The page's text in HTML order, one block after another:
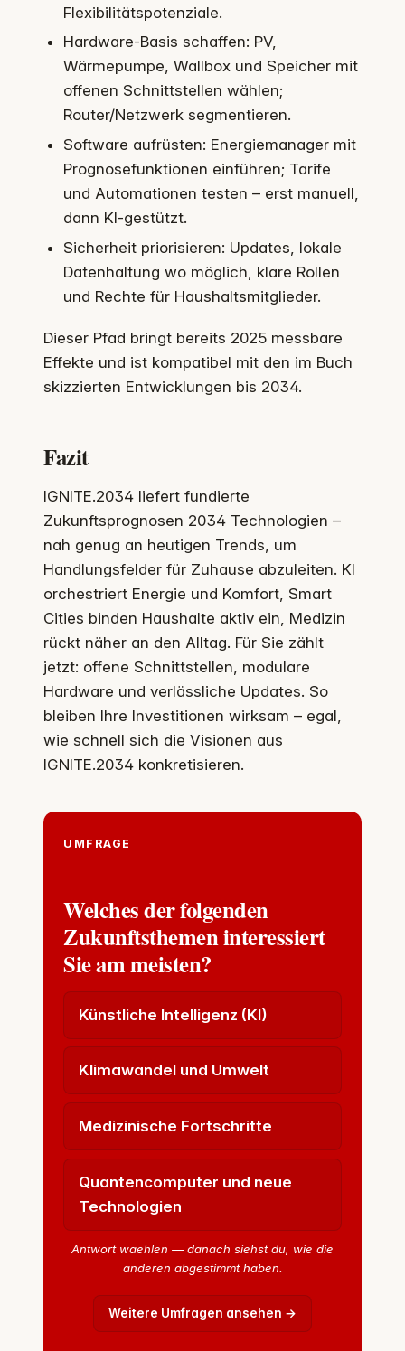
Flexibilitätspotenziale.
Hardware-Basis schaffen: PV,
Wärmepumpe, Wallbox und Speicher mit
offenen Schnittstellen wählen;
Router/Netzwerk segmentieren.
Software aufrüsten: Energiemanager mit
Prognosefunktionen einführen; Tarife
und Automationen testen – erst manuell,
dann KI-gestützt.
Sicherheit priorisieren: Updates, lokale
Datenhaltung wo möglich, klare Rollen
und Rechte für Haushaltsmitglieder.
Dieser Pfad bringt bereits 2025 messbare
Effekte und ist kompatibel mit den im Buch
skizzierten Entwicklungen bis 2034.
Fazit
IGNITE.2034 liefert fundierte
Zukunftsprognosen 2034 Technologien –
nah genug an heutigen Trends, um
Handlungsfelder für Zuhause abzuleiten. KI
orchestriert Energie und Komfort, Smart
Cities binden Haushalte aktiv ein, Medizin
rückt näher an den Alltag. Für Sie zählt
jetzt: offene Schnittstellen, modulare
Hardware und verlässliche Updates. So
bleiben Ihre Investitionen wirksam – egal,
wie schnell sich die Visionen aus
IGNITE.2034 konkretisieren.
UMFRAGE
Welches der folgenden
Zukunftsthemen interessiert
Sie am meisten?
Künstliche Intelligenz (KI)
Klimawandel und Umwelt
Medizinische Fortschritte
Quantencomputer und neue
Technologien
Antwort waehlen — danach siehst du, wie die
anderen abgestimmt haben.
Weitere Umfragen ansehen →